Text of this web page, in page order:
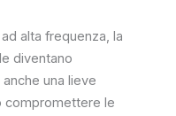
alta frequenza, la
diventano
una lieve
compromettere le